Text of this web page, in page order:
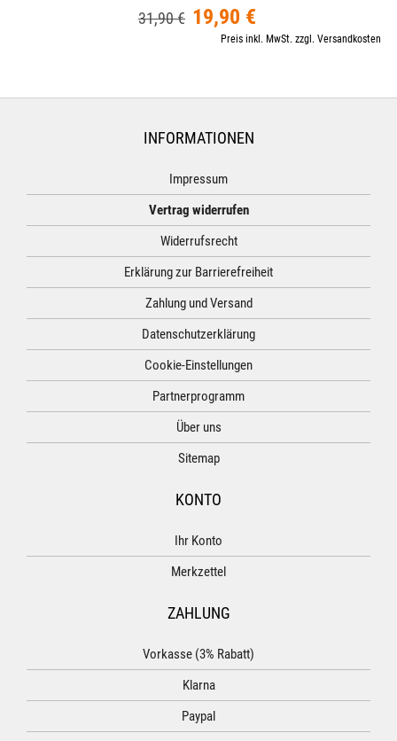
31,90 € 19,90 €
Preis inkl. MwSt. zzgl. Versandkosten
INFORMATIONEN
Impressum
Vertrag widerrufen
Widerrufsrecht
Erklärung zur Barrierefreiheit
Zahlung und Versand
Datenschutzerklärung
Cookie-Einstellungen
Partnerprogramm
Über uns
Sitemap
KONTO
Ihr Konto
Merkzettel
ZAHLUNG
Vorkasse (3% Rabatt)
Klarna
Paypal